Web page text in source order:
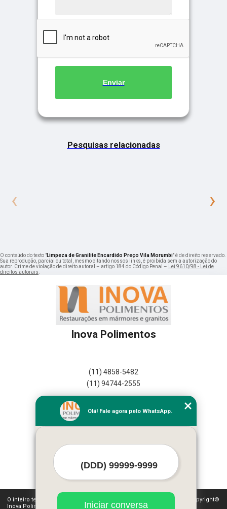
Enviar
Pesquisas relacionadas
‹ ›
O conteúdo do texto "Limpeza de Granilite Encardido Preço Vila Morumbi" é de direito reservado.
Sua reprodução, parcial ou total, mesmo citando nossos links, é proibida sem a autorização do
autor. Crime de violação de direito autoral – artigo 184 do Código Penal –
Lei 9610/98 - Lei de
direitos autorais
Inova Polimentos
(11) 4858-5482
(11) 94744-2555
Empresa
Missão
Mapa do site
Mais Serviços
O inteiro teor deste site está sujeito à proteção de direitos autorais. Copyright©
Inova Polimentos (Lei 9610 de 19/02/1998)
Olá! Fale agora pelo WhatsApp.
Iniciar conversa